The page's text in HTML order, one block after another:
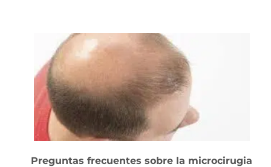
Preguntas frecuentes sobre la microcirugia